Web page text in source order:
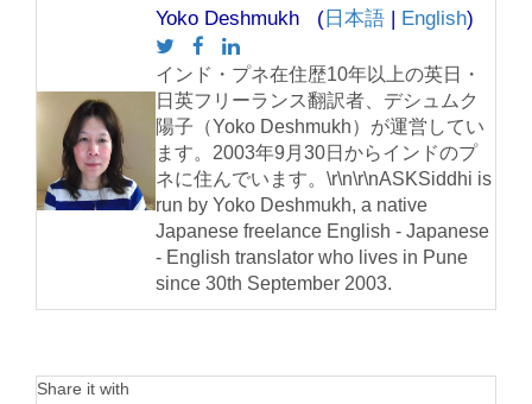
Yoko Deshmukh ( 日本語 | English)
インド・プネ在住歴10年以上の英日・
日英フリーランス翻訳者、デシュムク
陽子（Yoko Deshmukh）が運営してい
ます。2003年9月30日からインドのプ
ネに住んでいます。\r\n\r\nASKSiddhi is
run by Yoko Deshmukh, a native
Japanese freelance English - Japanese
- English translator who lives in Pune
since 30th September 2003.
Share it with